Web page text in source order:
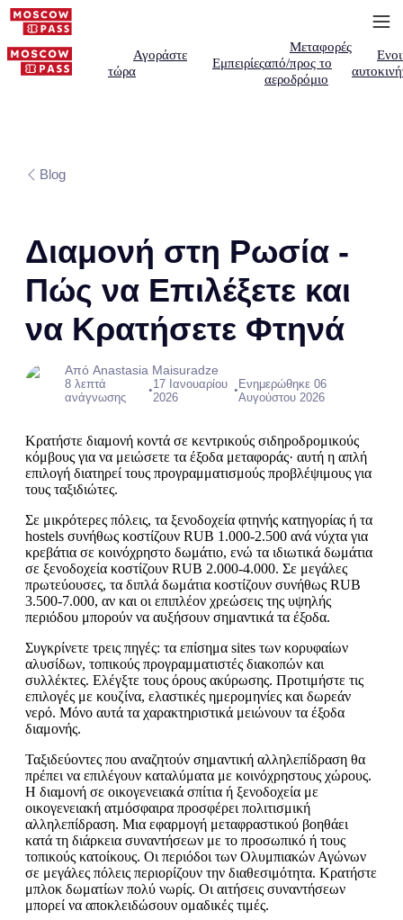
Αγοράστε
τώρα
Εμπειρίες
Μεταφορές
από/προς το
αεροδρόμιο
Blog
Διαμονή στη Ρωσία -
Πώς να Επιλέξετε και
να Κρατήσετε Φτηνά
Από Anastasia Maisuradze
8 λεπτά
ανάγνωσης
•17 Ιανουαρίου
2026
• Ενημερώθηκε 06
Αυγούστου 2026
Κρατήστε διαμονή κοντά σε κεντρικούς σιδηροδρομικούς
κόμβους για να μειώσετε τα έξοδα μεταφοράς· αυτή η απλή
επιλογή διατηρεί τους προγραμματισμούς προβλέψιμους για
τους ταξιδιώτες.
Σε μικρότερες πόλεις, τα ξενοδοχεία φτηνής κατηγορίας ή τα
hostels συνήθως κοστίζουν RUB 1.000-2.500 ανά νύχτα για
κρεβάτια σε κοινόχρηστο δωμάτιο, ενώ τα ιδιωτικά δωμάτια
σε ξενοδοχεία κοστίζουν RUB 2.000-4.000. Σε μεγάλες
πρωτεύουσες, τα διπλά δωμάτια κοστίζουν συνήθως RUB
3.500-7.000, αν και οι επιπλέον χρεώσεις της υψηλής
περιόδου μπορούν να αυξήσουν σημαντικά τα έξοδα.
Συγκρίνετε τρεις πηγές: τα επίσημα sites των κορυφαίων
αλυσίδων, τοπικούς προγραμματιστές διακοπών και
συλλέκτες. Ελέγξτε τους όρους ακύρωσης. Προτιμήστε τις
επιλογές με κουζίνα, ελαστικές ημερομηνίες και δωρεάν
νερό. Μόνο αυτά τα χαρακτηριστικά μειώνουν τα έξοδα
διαμονής.
Ταξιδεύοντες που αναζητούν σημαντική αλληλεπίδραση θα
πρέπει να επιλέγουν καταλύματα με κοινόχρηστους χώρους.
Η διαμονή σε οικογενειακά σπίτια ή ξενοδοχεία με
οικογενειακή ατμόσφαιρα προσφέρει πολιτισμική
αλληλεπίδραση. Μια εφαρμογή μεταφραστικού βοηθάει
κατά τη διάρκεια συναντήσεων με το προσωπικό ή τους
τοπικούς κατοίκους. Οι περιόδοι των Ολυμπιακών Αγώνων
σε μεγάλες πόλεις περιορίζουν την διαθεσιμότητα. Κρατήστε
μπλοκ δωματίων πολύ νωρίς. Οι αιτήσεις συναντήσεων
μπορεί να αποκλειδώσουν ομαδικές τιμές.